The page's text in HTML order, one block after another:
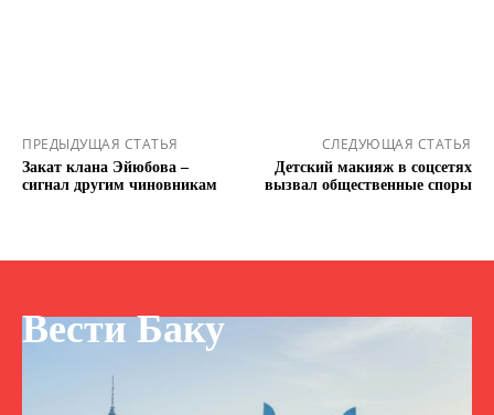
ПРЕДЫДУЩАЯ СТАТЬЯ
Закат клана Эйюбова –
сигнал другим чиновникам
СЛЕДУЮЩАЯ СТАТЬЯ
Детский макияж в соцсетях
вызвал общественные споры
Вести Баку